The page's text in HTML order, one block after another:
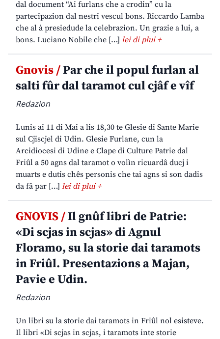
dal document “Ai furlans che a crodin” cu la
partecipazion dal nestri vescul bons. Riccardo Lamba
che al à presiedude la celebrazion. Un grazie a lui, a
bons. Luciano Nobile che […] lei di plui +
Gnovis /Par che il popul furlan al
salti fûr dal taramot cul cjâf e vîf
Redazion
Lunis ai 11 di Mai a lis 18,30 te Glesie di Sante Marie
sul Cjiscjel di Udin. Glesie Furlane, cun la
Arcidiocesi di Udine e Clape di Culture Patrie dal
Friûl a 50 agns dal taramot o volìn ricuardâ ducj i
muarts e dutis chês personis che tai agns si son dadis
da fâ par […] lei di plui +
GNOVIS /Il gnûf libri de Patrie:
«Di scjas in scjas» di Agnul
Floramo, su la storie dai taramots
in Friûl. Presentazions a Majan,
Pavie e Udin.
Redazion
Un libri su la storie dai taramots in Friûl nol esisteve.
Il libri «Di scjas in scjas, i taramots inte storie